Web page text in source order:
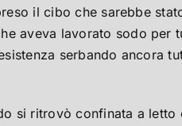
il cibo che sarebbe
aveva lavorato sodo
serbando ancora
si ritrovò confinata a